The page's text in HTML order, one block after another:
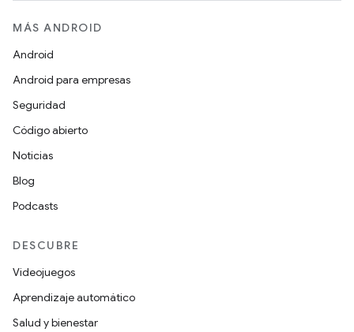
MÁS ANDROID
Android
Android para empresas
Seguridad
Código abierto
Noticias
Blog
Podcasts
DESCUBRE
Videojuegos
Aprendizaje automático
Salud y bienestar